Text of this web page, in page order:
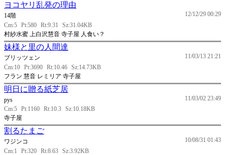
ヨコヤリ乱発の理由
12/12/29 00:29
14階
Cm:5 Pt:580 Rt:9.31
Sz:31.04KB
村紗水蜜 上白沢慧音 寺子屋 人食い？
妹様と里の人間達
11/03/13 21:21
ブリッツェン
Cm:10 Pt:3690 Rt:10.46 Sz:14.73KB
フラン 慧音 レミリア 寺子屋
明日に贈る紙芝居
11/03/02 23:49
pys
Cm:5 Pt:1160 Rt:10.3 Sz:10.18KB
寺子屋
割るたまご
10/08/31 01:43
ワジンコ
Cm:1
Pt:320 Rt:8.63 Sz:3.92KB